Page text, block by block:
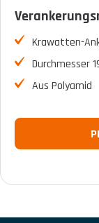
FILTER
Krawatten-
Durchmesser
Aus Polyamid